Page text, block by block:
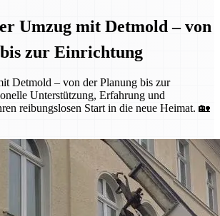
Umzug mit Detmold – von
zur Einrichtung
Detmold – von der Planung bis zur
Unterstützung, Erfahrung und
reibungslosen Start in die neue Heimat. 🏡